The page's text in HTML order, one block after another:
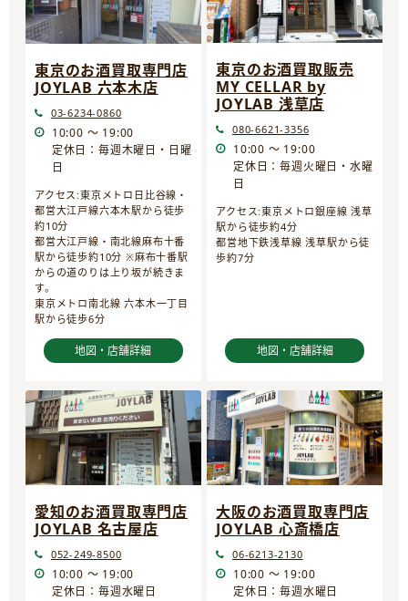
東京のお酒買取専門店
JOYLAB 六本木店
03-6234-0860
10:00 ～ 19:00
定休日：毎週木曜日・日曜
日
アクセス:東京メトロ日比谷線・
都営大江戸線六本木駅から徒歩
約10分
都営大江戸線・南北線麻布十番
駅から徒歩約10分 ※麻布十番駅
からの道のりは上り坂が続きま
す。
東京メトロ南北線 六本木一丁目
駅から徒歩6分
地図・店舗詳細
東京のお酒買取販売
MY CELLAR by
JOYLAB 浅草店
080-6621-3356
10:00 ～ 19:00
定休日：毎週火曜日・水曜
日
アクセス:東京メトロ銀座線 浅草
駅から徒歩約4分
都営地下鉄浅草線 浅草駅から徒
歩約7分
地図・店舗詳細
愛知のお酒買取専門店
JOYLAB 名古屋店
052-249-8500
10:00 ～ 19:00
定休日：毎週水曜日
大阪のお酒買取専門店
JOYLAB 心斎橋店
06-6213-2130
10:00 ～ 19:00
定休日：毎週水曜日